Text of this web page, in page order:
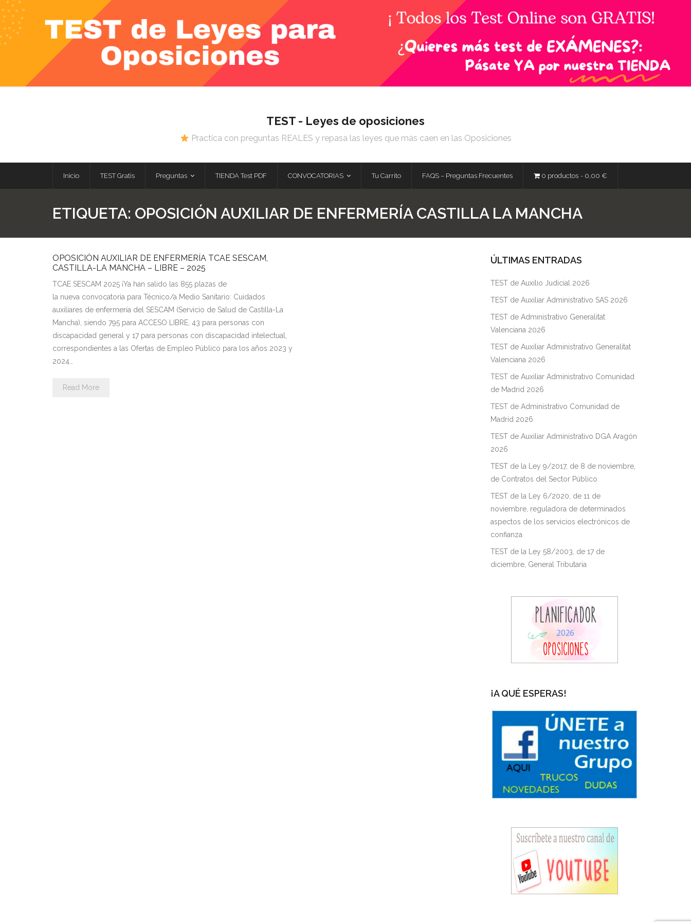
Skip
to
content
TEST - Leyes de oposiciones
Practica con preguntas REALES y repasa las leyes que más caen en las Oposiciones
Inicio TEST Gratis Preguntas TIENDA Test PDF CONVOCATORIAS Tu Carrito FAQS – Preguntas Frecuentes 0 productos 0,00 €
ETIQUETA: OPOSICIÓN AUXILIAR DE ENFERMERÍA CASTILLA LA MANCHA
OPOSICIÓN AUXILIAR DE ENFERMERÍA TCAE SESCAM,
CASTILLA-LA MANCHA – LIBRE – 2025
TCAE SESCAM 2025 ¡Ya han salido las 855 plazas de
la nueva convocatoria para Técnico/a Medio Sanitario: Cuidados
auxiliares de enfermería del SESCAM (Servicio de Salud de Castilla-La
Mancha), siendo 795 para ACCESO LIBRE, 43 para personas con
discapacidad general y 17 para personas con discapacidad intelectual,
correspondientes a las Ofertas de Empleo Público para los años 2023 y
2024…
Read More
ÚLTIMAS ENTRADAS
TEST de Auxilio Judicial 2026
TEST de Auxiliar Administrativo SAS 2026
TEST de Administrativo Generalitat
Valenciana 2026
TEST de Auxiliar Administrativo Generalitat
Valenciana 2026
TEST de Auxiliar Administrativo Comunidad
de Madrid 2026
TEST de Administrativo Comunidad de
Madrid 2026
TEST de Auxiliar Administrativo DGA Aragón
2026
TEST de la Ley 9/2017, de 8 de noviembre,
de Contratos del Sector Público
TEST de la Ley 6/2020, de 11 de
noviembre, reguladora de determinados
aspectos de los servicios electrónicos de
confianza
TEST de la Ley 58/2003, de 17 de
diciembre, General Tributaria
¡A QUÉ ESPERAS!